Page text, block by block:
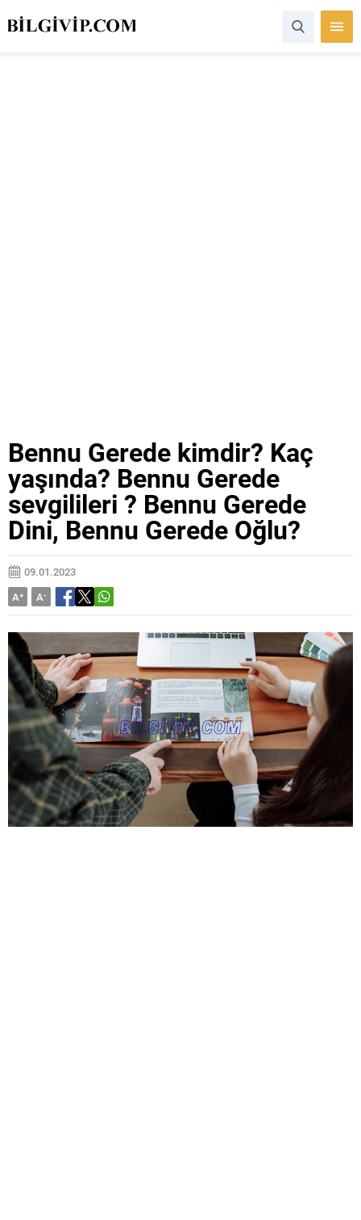
Bennu Gerede kimdir? Kaç
yaşında? Bennu Gerede
sevgilileri ? Bennu Gerede
Dini, Bennu Gerede Oğlu?
09.01.2023
A+ A-